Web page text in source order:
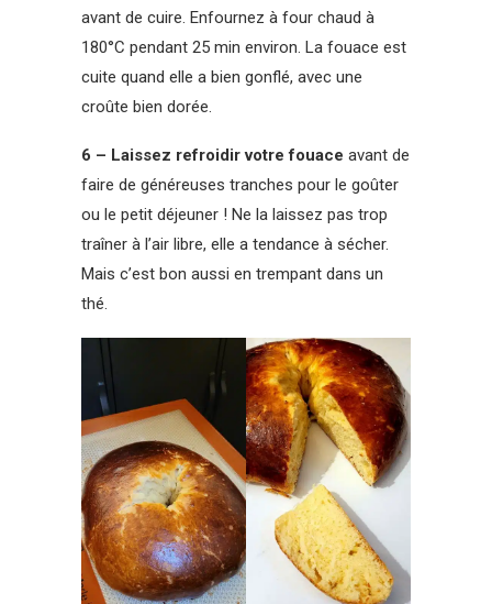
avant de cuire. Enfournez à four chaud à
180°C pendant 25 min environ. La fouace est
cuite quand elle a bien gonflé, avec une
croûte bien dorée.
6 – Laissez refroidir votre fouace avant de
faire de généreuses tranches pour le goûter
ou le petit déjeuner ! Ne la laissez pas trop
traîner à l’air libre, elle a tendance à sécher.
Mais c’est bon aussi en trempant dans un
thé.